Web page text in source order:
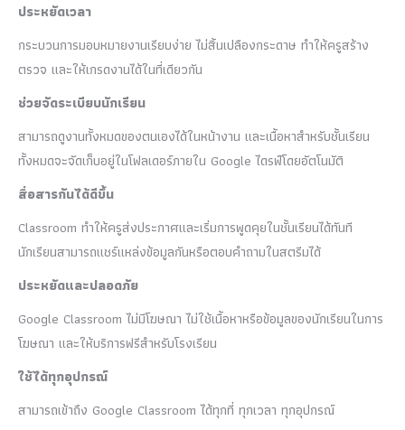
ประหยัดเวลา
กระบวนการมอบหมายงานเรียบง่าย ไม่สิ้นเปลืองกระดาษ ทำให้ครูสร้าง
ตรวจ และให้เกรดงานได้ในที่เดียวกัน
ช่วยจัดระเบียบนักเรียน
สามารถดูงานทั้งหมดของตนเองได้ในหน้างาน และเนื้อหาสำหรับชั้นเรียน
ทั้งหมดจะจัดเก็บอยู่ในโฟลเดอร์ภายใน Google ไดรฟ์โดยอัตโนมัติ
สื่อสารกันได้ดีขึ้น
Classroom ทำให้ครูส่งประกาศและเริ่มการพูดคุยในชั้นเรียนได้ทันที
นักเรียนสามารถแชร์แหล่งข้อมูลกันหรือตอบคำถามในสตรีมได้
ประหยัดและปลอดภัย
Google Classroom ไม่มีโฆษณา ไม่ใช้เนื้อหาหรือข้อมูลของนักเรียนในการ
โฆษณา และให้บริการฟรีสำหรับโรงเรียน
ใช้ได้ทุกอุปกรณ์
สามารถเข้าถึง Google Classroom ได้ทุกที่ ทุกเวลา ทุกอุปกรณ์